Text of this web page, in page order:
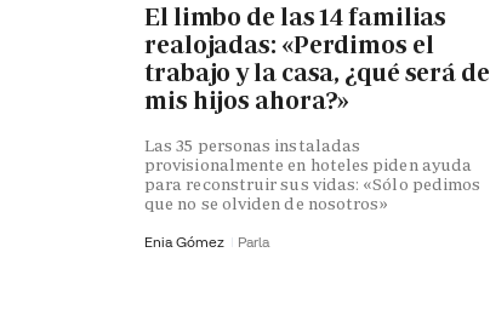
El limbo de las 14 familias
realojadas: «Perdimos el
trabajo y la casa, ¿qué será de
mis hijos ahora?»
Las 35 personas instaladas
provisionalmente en hoteles piden ayuda
para reconstruir sus vidas: «Sólo pedimos
que no se olviden de nosotros»
Enia Gómez Parla